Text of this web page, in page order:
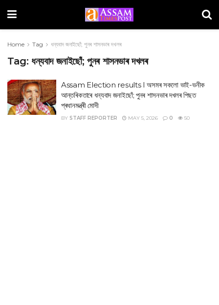
Home Tag ধন্যবাদ জনাইছোঁ; পুনৰ শাসনভাৰ দখলৰ
Tag: ধন্যবাদ জনাইছোঁ; পুনৰ শাসনভাৰ দখলৰ
Assam Election results I অসমৰ সকলো ভাই-ভনীক
আন্তৰিকতাৰে ধন্যবাদ জনাইছোঁ; পুনৰ শাসনভাৰ দখলৰ পিছত
প্ৰধানমন্ত্ৰী মোদী
BY STAFF REPORTER MAY 5, 2026 0 50